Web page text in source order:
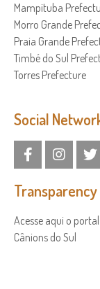
Mampituba
Morro Grande
Praia Grande
Timbé do Sul
Torres Prefecture
Social
Transparency
Acesse aqui o
Cânions do Sul